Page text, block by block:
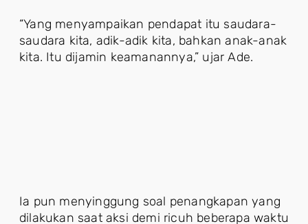
“Yang menyampaikan pendapat itu saudara-
saudara kita, adik-adik kita, bahkan anak-anak
kita. Itu dijamin keamanannya,” ujar Ade.
Ia pun menyinggung soal penangkapan yang
dilakukan saat aksi demi ricuh beberapa waktu